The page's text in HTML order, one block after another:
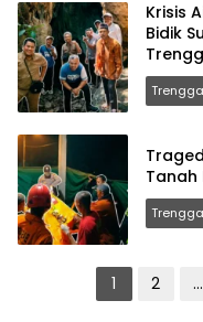
Krisis
Bidik
Tanah
Paginasi1 2 …